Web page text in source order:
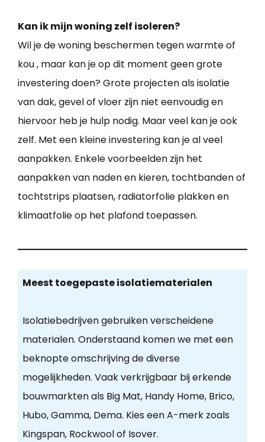
Kan ik mijn woning zelf isoleren?
Wil je de woning beschermen tegen warmte of
kou , maar kan je op dit moment geen grote
investering doen? Grote projecten als isolatie
van dak, gevel of vloer zijn niet eenvoudig en
hiervoor heb je hulp nodig. Maar veel kan je ook
zelf. Met een kleine investering kan je al veel
aanpakken. Enkele voorbeelden zijn het
aanpakken van naden en kieren, tochtbanden of
tochtstrips plaatsen, radiatorfolie plakken en
klimaatfolie op het plafond toepassen.
Meest toegepaste isolatiematerialen
Isolatiebedrijven gebruiken verscheidene
materialen. Onderstaand komen we met een
beknopte omschrijving de diverse
mogelijkheden. Vaak verkrijgbaar bij erkende
bouwmarkten als Big Mat, Handy Home, Brico,
Hubo, Gamma, Dema. Kies een A-merk zoals
Kingspan, Rockwool of Isover.